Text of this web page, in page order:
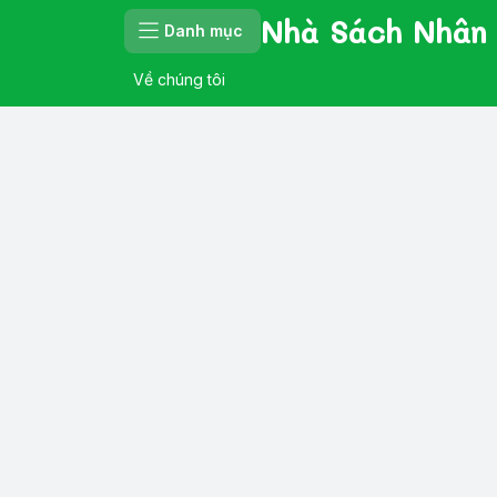
Danh mục Nhà Sách Nhân
Về chúng tôi